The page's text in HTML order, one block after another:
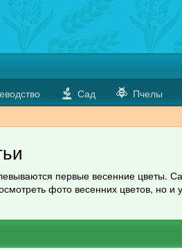
Сад Пчелы
первые весенние цветы.
фото весенних цветов,